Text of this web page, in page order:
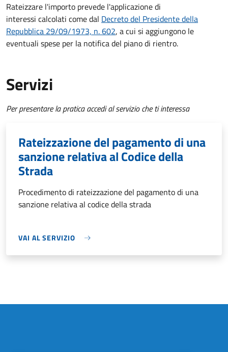
Rateizzare l'importo prevede l'applicazione di
interessi calcolati come dal Decreto del Presidente della
Repubblica 29/09/1973, n. 602, a cui si aggiungono le
eventuali spese per la notifica del piano di rientro.
Servizi
Per presentare la pratica accedi al servizio che ti interessa
Rateizzazione del pagamento di una
sanzione relativa al Codice della
Strada
Procedimento di rateizzazione del pagamento di una
sanzione relativa al codice della strada
VAI AL SERVIZIO